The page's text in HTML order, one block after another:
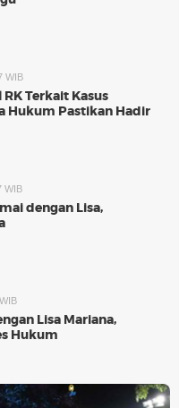
WIB
Terkait Kasus
Hukum Pastikan Hadir
WIB
dengan Lisa,
Lisa Mariana,
Hukum